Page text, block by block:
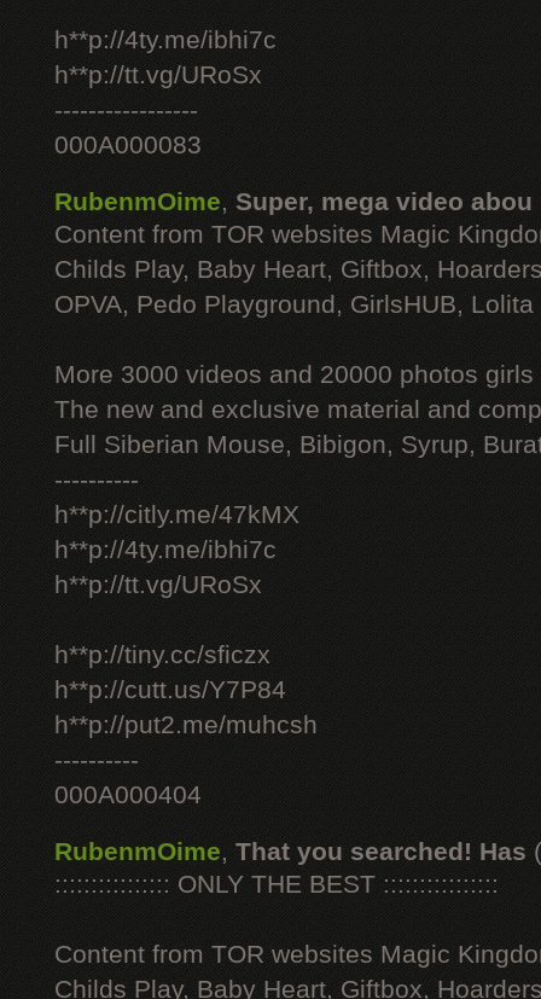
h**p://4ty.me/ibhi7c
h**p://tt.vg/URoSx
-----------------
000A000083
RubenmOime, Super, mega video abou
Content from TOR websites Magic
Childs Play, Baby Heart, Giftbox,
OPVA, Pedo Playground, GirlsHUB, Lolita
More 3000 videos and 20000 photos
The new and exclusive material and
Full Siberian Mouse, Bibigon, Syrup,
----------
h**p://citly.me/47kMX
h**p://4ty.me/ibhi7c
h**p://tt.vg/URoSx
h**p://tiny.cc/sficzx
h**p://cutt.us/Y7P84
h**p://put2.me/muhcsh
----------
000A000404
RubenmOime, That you searched! Has
:::::::::::::::: ONLY THE BEST ::::::::::::::::
Content from TOR websites Magic
Childs Play, Baby Heart, Giftbox,